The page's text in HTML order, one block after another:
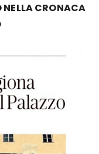
NELLA CRONACA